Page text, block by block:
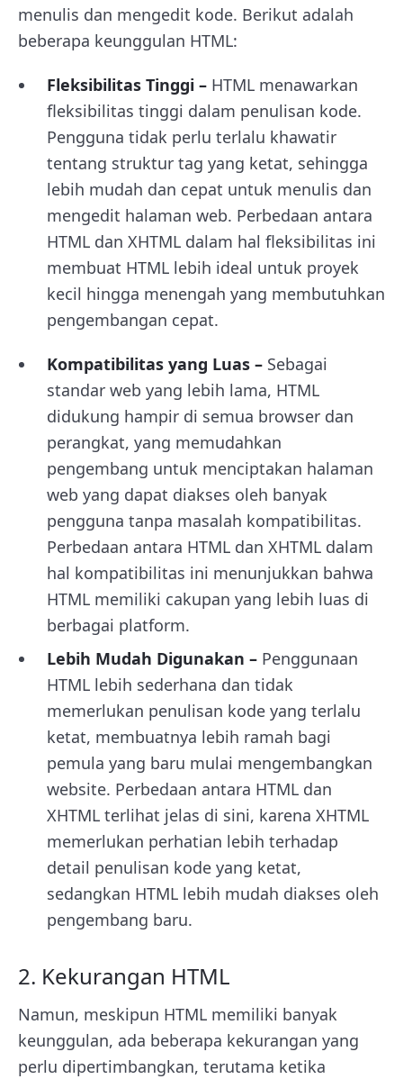
menulis dan mengedit kode. Berikut adalah
beberapa keunggulan HTML:
Fleksibilitas Tinggi – HTML menawarkan
fleksibilitas tinggi dalam penulisan kode.
Pengguna tidak perlu terlalu khawatir
tentang struktur tag yang ketat, sehingga
lebih mudah dan cepat untuk menulis dan
mengedit halaman web. Perbedaan antara
HTML dan XHTML dalam hal fleksibilitas ini
membuat HTML lebih ideal untuk proyek
kecil hingga menengah yang membutuhkan
pengembangan cepat.
Kompatibilitas yang Luas – Sebagai
standar web yang lebih lama, HTML
didukung hampir di semua browser dan
perangkat, yang memudahkan
pengembang untuk menciptakan halaman
web yang dapat diakses oleh banyak
pengguna tanpa masalah kompatibilitas.
Perbedaan antara HTML dan XHTML dalam
hal kompatibilitas ini menunjukkan bahwa
HTML memiliki cakupan yang lebih luas di
berbagai platform.
Lebih Mudah Digunakan – Penggunaan
HTML lebih sederhana dan tidak
memerlukan penulisan kode yang terlalu
ketat, membuatnya lebih ramah bagi
pemula yang baru mulai mengembangkan
website. Perbedaan antara HTML dan
XHTML terlihat jelas di sini, karena XHTML
memerlukan perhatian lebih terhadap
detail penulisan kode yang ketat,
sedangkan HTML lebih mudah diakses oleh
pengembang baru.
2. Kekurangan HTML
Namun, meskipun HTML memiliki banyak
keunggulan, ada beberapa kekurangan yang
perlu dipertimbangkan, terutama ketika